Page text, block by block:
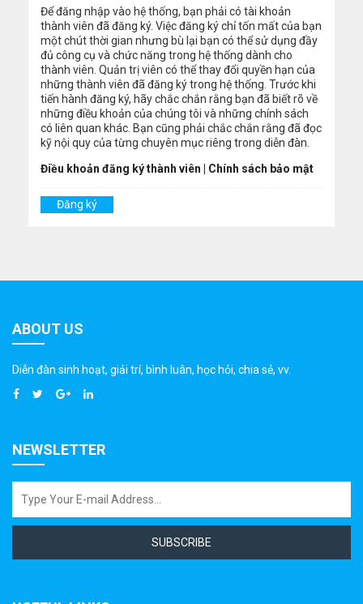
Để đăng nhập vào hệ thống, bạn phải có tài khoản
thành viên đã đăng ký. Việc đăng ký chỉ tốn mất của bạn
một chút thời gian nhưng bù lại bạn có thể sử dụng đầy
đủ công cụ và chức năng trong hệ thống dành cho
thành viên. Quản trị viên có thể thay đổi quyền hạn của
những thành viên đã đăng ký trong hệ thống. Trước khi
tiến hành đăng ký, hãy chắc chắn rằng bạn đã biết rõ về
những điều khoản của chúng tôi và những chính sách
có liên quan khác. Bạn cũng phải chắc chắn rằng đã đọc
kỹ nội quy của từng chuyên mục riêng trong diễn đàn.
Điều khoản đăng ký thành viên
Chính sách bảo mật
Đăng ký
ABOUT US
Diễn đàn sinh hoạt, giải trí, bình luân, học hỏi, chia sẻ, vv.
NEWSLETTER
SUBSCRIBE